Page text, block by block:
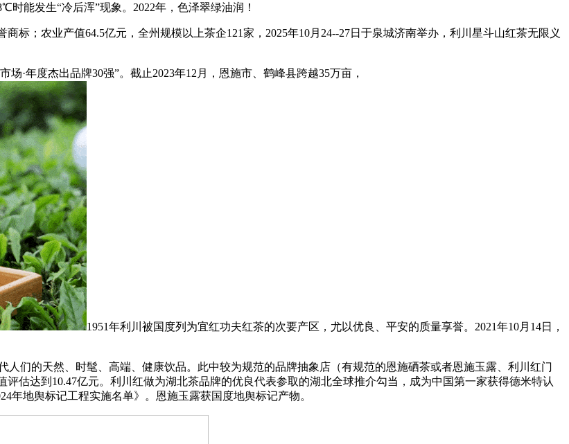
能发生“冷后浑”现象。2022年，色泽翠绿油润！
；农业产值64.5亿元，全州规模以上茶企121家，2025年10月24--27日于泉城济南举办，利川星斗山红茶无限义
·年度杰出品牌30强”。截止2023年12月，恩施市、鹤峰县跨越35万亩，
1951年利川被国度列为宜红功夫红茶的次要产区，尤以优良、平安的质量享誉。2021年10月14日，
的天然、时髦、高端、健康饮品。此中较为规范的品牌抽象店（有规范的恩施硒茶或者恩施玉露、利川红门
估达到10.47亿元。利川红做为湖北茶品牌的优良代表参取的湖北全球推介勾当，成为中国第一家获得德米特认
年地舆标记工程实施名单》。恩施玉露获国度地舆标记产物。